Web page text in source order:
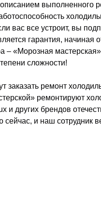
выполненного
вас все устроит, вы
гарантия, начиная
– «Морозная мастерская»
сложности!
ремонт
ремонтируют
и других брендов
и наш сотрудник